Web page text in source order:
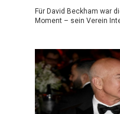
Für David Beckham war
Moment – sein Verein